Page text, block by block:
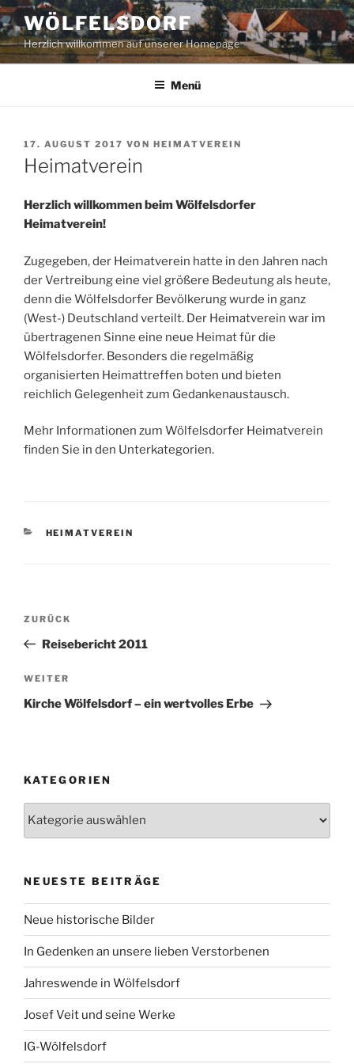
Zum
Inhalt
springen
WÖLFELSDORF
Herzlich willkommen auf unserer Homepage
Menü
VERÖFFENTLICHT
AM
17. AUGUST 2017 VON HEIMATVEREIN
Heimatverein
Herzlich willkommen beim Wölfelsdorfer
Heimatverein!
Zugegeben, der Heimatverein hatte in den Jahren nach
der Vertreibung eine viel größere Bedeutung als heute,
denn die Wölfelsdorfer Bevölkerung wurde in ganz
(West-) Deutschland verteilt. Der Heimatverein war im
übertragenen Sinne eine neue Heimat für die
Wölfelsdorfer. Besonders die regelmäßig
organisierten Heimattreffen boten und bieten
reichlich Gelegenheit zum Gedankenaustausch.
Mehr Informationen zum Wölfelsdorfer Heimatverein
finden Sie in den Unterkategorien.
KATEGORIEN
HEIMATVEREIN
Beitragsnavigation
Vorheriger
Beitrag
ZURÜCK
Reisebericht 2011
Nächster
Beitrag
WEITER
Kirche Wölfelsdorf – ein wertvolles Erbe
KATEGORIEN
NEUESTE BEITRÄGE
Neue historische Bilder
In Gedenken an unsere lieben Verstorbenen
Jahreswende in Wölfelsdorf
Josef Veit und seine Werke
IG-Wölfelsdorf